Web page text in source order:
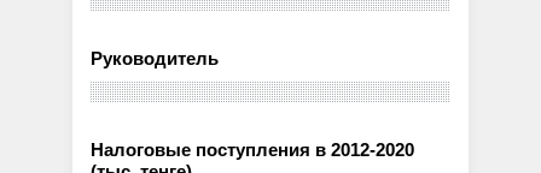
Руководитель
Налоговые поступления в 2012-2020